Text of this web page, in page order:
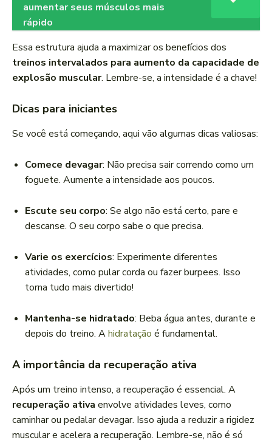
aumentar seus músculos mais
rápido
Essa estrutura ajuda a maximizar os benefícios dos
treinos intervalados para aumento da capacidade de
explosão muscular. Lembre-se, a intensidade é a chave!
Dicas para iniciantes
Se você está começando, aqui vão algumas dicas valiosas:
Comece devagar: Não precisa sair correndo como um
foguete. Aumente a intensidade aos poucos.
Escute seu corpo: Se algo não está certo, pare e
descanse. O seu corpo sabe o que precisa.
Varie os exercícios: Experimente diferentes
atividades, como pular corda ou fazer burpees. Isso
torna tudo mais divertido!
Mantenha-se hidratado: Beba água antes, durante e
depois do treino. Ahidratação é fundamental.
A importância da recuperação ativa
Após um treino intenso, a recuperação é essencial. A
recuperação ativa envolve atividades leves, como
caminhar ou pedalar devagar. Isso ajuda a reduzir a rigidez
muscular e acelera a recuperação. Lembre-se, não é só